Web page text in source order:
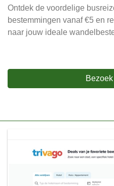
Ontdek de voordelige
bestemmingen vanaf €5 en
naar jouw ideale